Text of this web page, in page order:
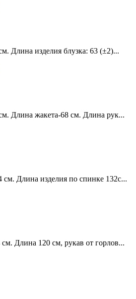
Длина изделия блузка: 63 (±2)...
Длина жакета-68 см. Длина рук...
см. Длина изделия по спинке 132с...
Длина 120 см, рукав от горлов...